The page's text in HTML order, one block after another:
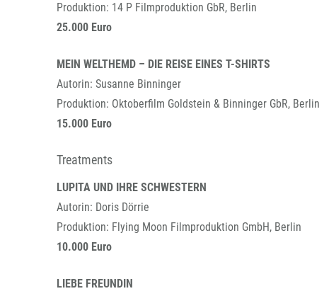
Produktion: 14 P Filmproduktion GbR, Berlin
25.000 Euro
MEIN WELTHEMD – DIE REISE EINES T-SHIRTS
Autorin: Susanne Binninger
Produktion: Oktoberfilm Goldstein & Binninger GbR, Berlin
15.000 Euro
Treatments
LUPITA UND IHRE SCHWESTERN
Autorin: Doris Dörrie
Produktion: Flying Moon Filmproduktion GmbH, Berlin
10.000 Euro
LIEBE FREUNDIN